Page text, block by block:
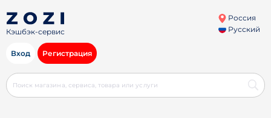
Кэшбэк-сервис
Россия
Русский
Вход Регистрация